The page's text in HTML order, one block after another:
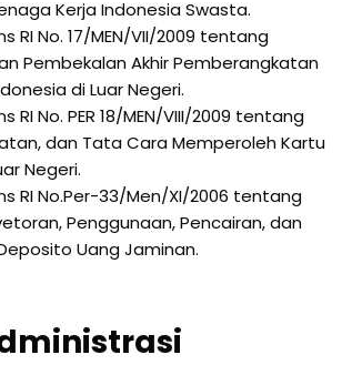
Kerja Indonesia Swasta.
RI No. 17/MEN/VII/2009 tentang
Pembekalan Akhir Pemberangkatan
di Luar Negeri.
RI No. PER 18/MEN/VIII/2009 tentang
dan Tata Cara Memperoleh Kartu
Negeri.
RI No.Per-33/Men/XI/2006 tentang
Penggunaan, Pencairan, dan
Uang Jaminan.